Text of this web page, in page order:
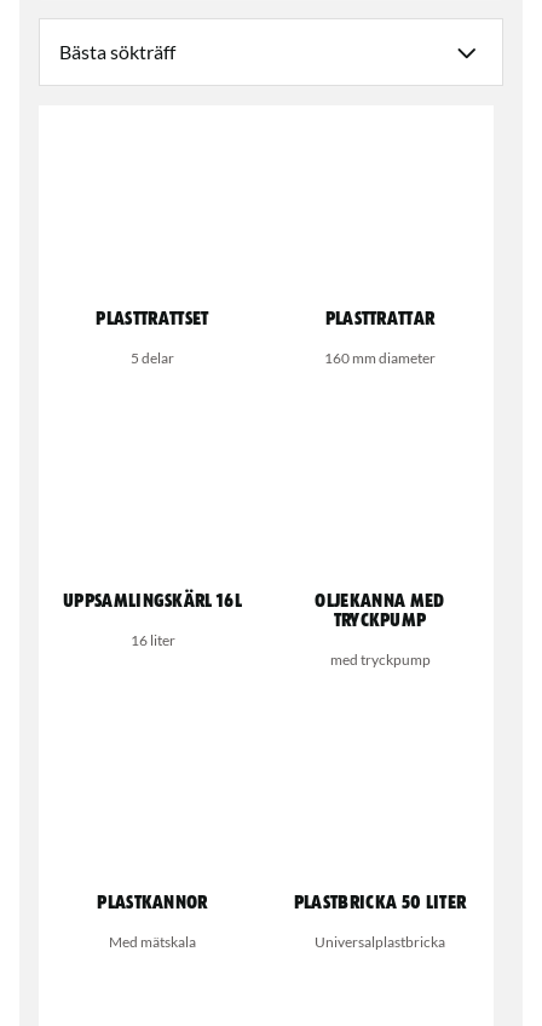
Plasttrattset
5 delar
Plasttrattar
160 mm diameter
Uppsamlingskärl 16L
16 liter
Oljekanna med
tryckpump
med tryckpump
Plastkannor
Med mätskala
Plastbricka 50 liter
Universalplastbricka